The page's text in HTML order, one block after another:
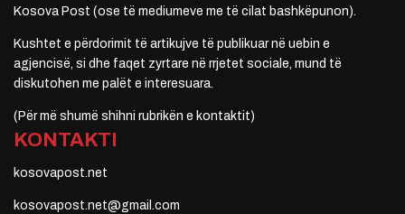
Kosova Post (ose të mediumeve me të cilat bashkëpunon).
Kushtet e përdorimit të artikujve të publikuar në uebin e
agjencisë, si dhe faqet zyrtare në rrjetet sociale, mund të
diskutohen me palët e interesuara.
(Për më shumë shihni rubrikën e kontaktit)
KONTAKTI
kosovapost.net
kosovapost.net@gmail.com